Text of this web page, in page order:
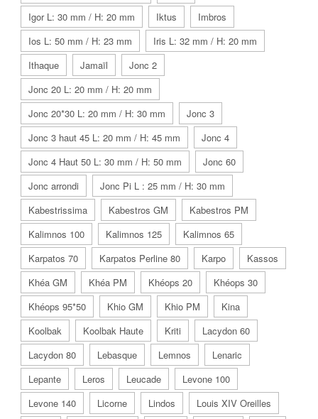
Igor L: 30 mm / H: 20 mm
Iktus
Imbros
Ios L: 50 mm / H: 23 mm
Iris L: 32 mm / H: 20 mm
Ithaque
Jamaïl
Jonc 2
Jonc 20 L: 20 mm / H: 20 mm
Jonc 20*30 L: 20 mm / H: 30 mm
Jonc 3
Jonc 3 haut 45 L: 20 mm / H: 45 mm
Jonc 4
Jonc 4 Haut 50 L: 30 mm / H: 50 mm
Jonc 60
Jonc arrondi
Jonc Pi L : 25 mm / H: 30 mm
Kabestrissima
Kabestros GM
Kabestros PM
Kalimnos 100
Kalimnos 125
Kalimnos 65
Karpatos 70
Karpatos Perline 80 Karpo
Kassos
Khéa GM
Khéa PM Khéops 20
Khéops 30
Khéops 95*50
Khio GM Khio PM
Kina
Koolbak
Koolbak Haute Kriti
Lacydon 60
Lacydon 80
Lebasque Lemnos
Lenaric
Lepante
Leros Leucade
Levone 100
Levone 140
Licorne Lindos
Louis XIV Oreilles